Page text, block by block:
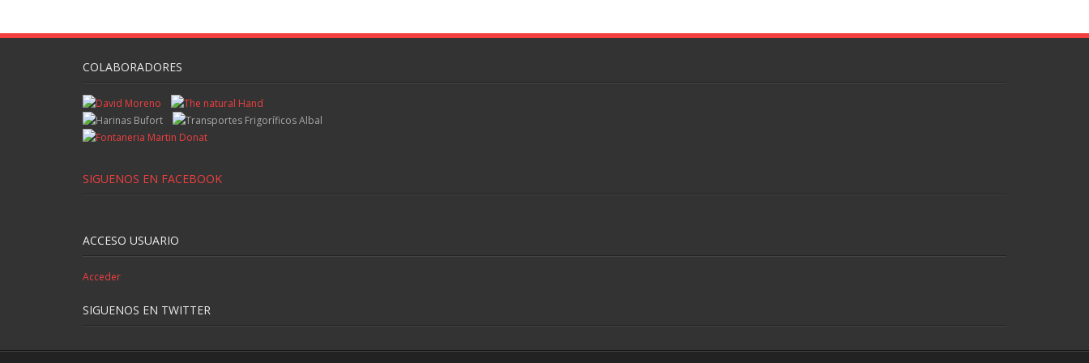
COLABORADORES
SIGUENOS EN FACEBOOK
ACCESO USUARIO
Acceder
SIGUENOS EN TWITTER